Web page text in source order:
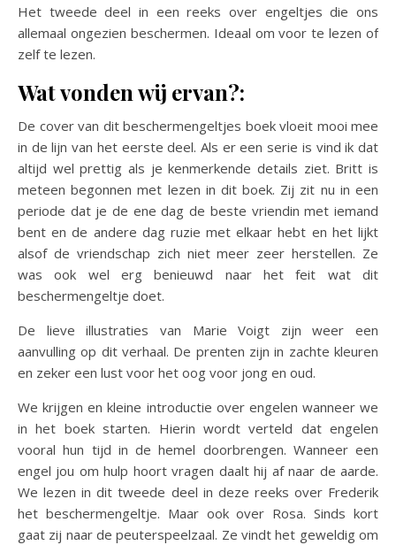
Het tweede deel in een reeks over engeltjes die ons
allemaal ongezien beschermen. Ideaal om voor te lezen of
zelf te lezen.
Wat vonden wij ervan?:
De cover van dit beschermengeltjes boek vloeit mooi mee
in de lijn van het eerste deel. Als er een serie is vind ik dat
altijd wel prettig als je kenmerkende details ziet. Britt is
meteen begonnen met lezen in dit boek. Zij zit nu in een
periode dat je de ene dag de beste vriendin met iemand
bent en de andere dag ruzie met elkaar hebt en het lijkt
alsof de vriendschap zich niet meer zeer herstellen. Ze
was ook wel erg benieuwd naar het feit wat dit
beschermengeltje doet.
De lieve illustraties van Marie Voigt zijn weer een
aanvulling op dit verhaal. De prenten zijn in zachte kleuren
en zeker een lust voor het oog voor jong en oud.
We krijgen en kleine introductie over engelen wanneer we
in het boek starten. Hierin wordt verteld dat engelen
vooral hun tijd in de hemel doorbrengen. Wanneer een
engel jou om hulp hoort vragen daalt hij af naar de aarde.
We lezen in dit tweede deel in deze reeks over Frederik
het beschermengeltje. Maar ook over Rosa. Sinds kort
gaat zij naar de peuterspeelzaal. Ze vindt het geweldig om